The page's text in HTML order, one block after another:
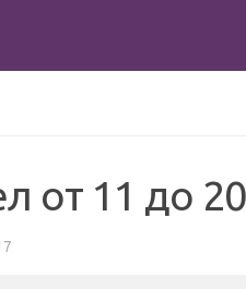
от 11 до 20